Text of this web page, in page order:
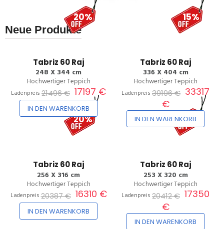
Neue Produkte
20%
Tabriz 60 Raj
248 X 344 cm
Hochwertiger Teppich
Ladenpreis 21496 € 17197 €
IN DEN WARENKORB
15%
Tabriz 60 Raj
336 X 404 cm
Hochwertiger Teppich
Ladenpreis 39196 € 33317
€
IN DEN WARENKORB
20%
Tabriz 60 Raj
256 X 316 cm
Hochwertiger Teppich
Ladenpreis20387 € 16310 €
IN DEN WARENKORB
15%
Tabriz 60 Raj
253 X 320 cm
Hochwertiger Teppich
Ladenpreis 20412 € 17350
€
IN DEN WARENKORB